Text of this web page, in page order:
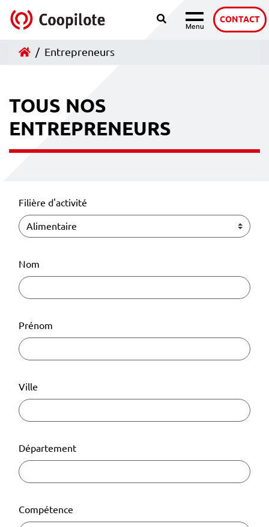
Accéder au contenu Recherche
MenuNavigation
CONTACT
AccueilEntrepreneurs
TOUS NOS
ENTREPRENEURS
Filière d'activité
Nom
Prénom
Ville
Département
Compétence